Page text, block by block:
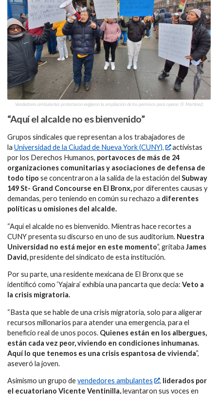
Vendedores ambulantes protestaron exigieron la ampliación de los permisos para operar. (F. Martínez)
“Aquí el alcalde no es bienvenido”
Grupos sindicales que representan a los trabajadores de
la Universidad de la Ciudad de Nueva York (CUNY),
activistas
por los Derechos Humanos, portavoces de más de 24
organizaciones comunitarias y asociaciones de defensa de
todo tipo se concentraron a la salida de la estación del Subway
149 St- Grand Concourse en El Bronx,por diferentes causas y
demandas, pero teniendo en común su rechazo a diferentes
políticas u omisiones del alcalde.
“Aquí el alcalde no es bienvenido. Mientras hace recortes a
CUNY presenta su discurso en uno de sus auditorium. Nuestra
Universidad no está mejor en este momento”, gritaba James
David,presidente del sindicato de esta institución.
Por su parte, una residente mexicana de El Bronx que se
identificó como ‘Yajaira’ exhibía una pancarta que decía: Veto a
la crisis migratoria.
“Basta que se hable de una crisis migratoria, solo para aligerar
recursos millonarios para atender una emergencia, para el
beneficio real de unos pocos. Quienes están en los albergues,
están cada vez peor, viviendo en condiciones inhumanas.
Aquí lo que tenemos es una crisis espantosa de vivienda”,
aseveró la joven.
Asimismo un grupo devendedores ambulantes , liderados por
el ecuatoriano Vicente Ventinilla, levantaron sus voces en